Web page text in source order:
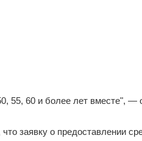
55, 60 и более лет вместе", —
заявку о предоставлении